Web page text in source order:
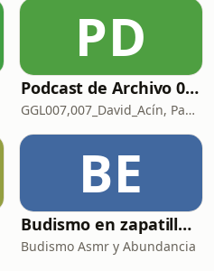
PD
Podcast de Archivo 007
GGL007,007_David_Acín, Pablo_Ortega, 58, AlbertoBond y Claalc
BE
Budismo en zapatillas, El budismo sin sermones
Budismo Asmr y Abundancia